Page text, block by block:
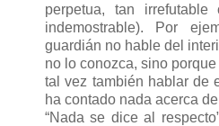
perpetua, tan
indemostrable). Por
guardián no hable del
no lo conozca, sino
tal vez también hablar de
ha contado nada acerca
“Nada se dice al